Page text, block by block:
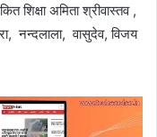
शिक्षा अमिता श्रीवास्तव ,
नन्दलाला, वासुदेव, विजय